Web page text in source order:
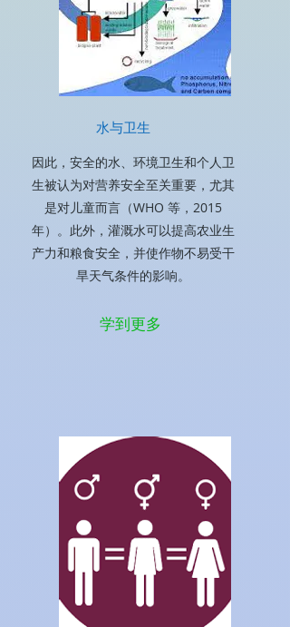
水与卫生
因此，安全的水、环境卫生和个人卫
生被认为对营养安全至关重要，尤其
是对儿童而言（WHO 等，2015
年）。此外，灌溉水可以提高农业生
产力和粮食安全，并使作物不易受干
旱天气条件的影响。
学到更多